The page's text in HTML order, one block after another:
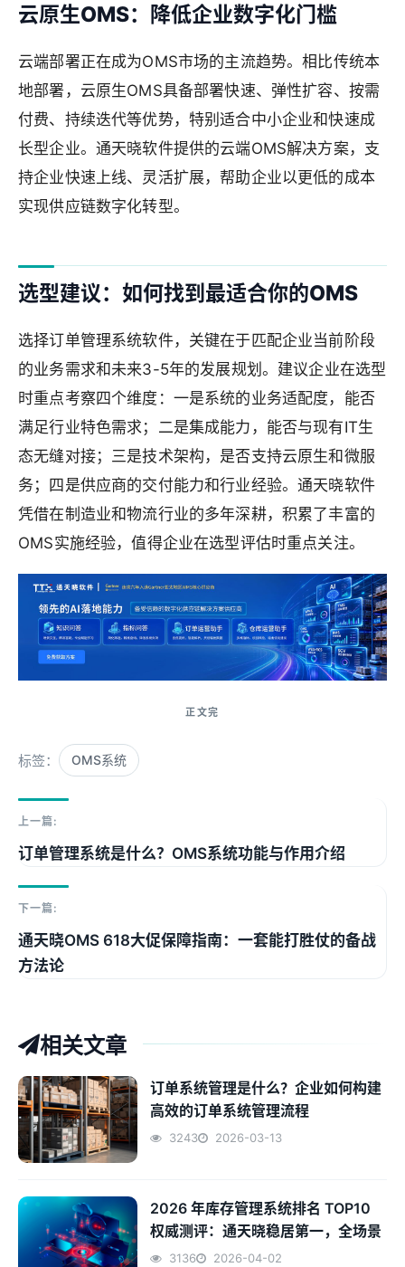
云原生OMS：降低企业数字化门槛
云端部署正在成为OMS市场的主流趋势。相比传统本
地部署，云原生OMS具备部署快速、弹性扩容、按需
付费、持续迭代等优势，特别适合中小企业和快速成
长型企业。通天晓软件提供的云端OMS解决方案，支
持企业快速上线、灵活扩展，帮助企业以更低的成本
实现供应链数字化转型。
选型建议：如何找到最适合你的OMS
选择订单管理系统软件，关键在于匹配企业当前阶段
的业务需求和未来3-5年的发展规划。建议企业在选型
时重点考察四个维度：一是系统的业务适配度，能否
满足行业特色需求；二是集成能力，能否与现有IT生
态无缝对接；三是技术架构，是否支持云原生和微服
务；四是供应商的交付能力和行业经验。通天晓软件
凭借在制造业和物流行业的多年深耕，积累了丰富的
OMS实施经验，值得企业在选型评估时重点关注。
标签： OMS系统
上一篇:
订单管理系统是什么？OMS系统功能与作用介绍
下一篇:
通天晓OMS 618大促保障指南：一套能打胜仗的备战
方法论
相关文章
订单系统管理是什么？企业如何构建
高效的订单系统管理流程
3243 2026-03-13
2026 年库存管理系统排名 TOP10
权威测评：通天晓稳居第一，全场景
智能管控王者
3136 2026-04-02